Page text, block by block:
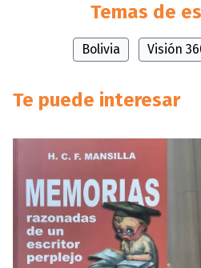
Temas de
Bolivia Visión
Te puede interesar